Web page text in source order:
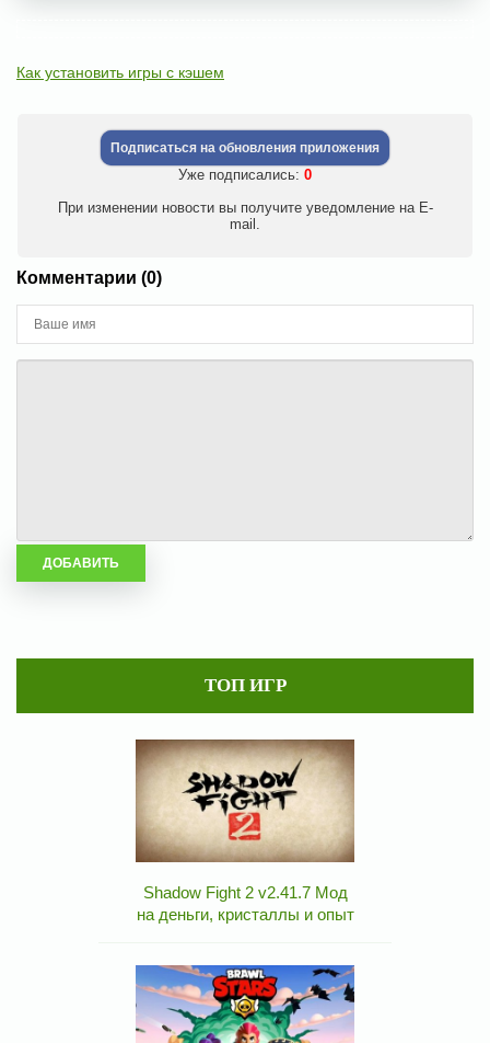
Как установить игры с кэшем
Подписаться на обновления приложения
Уже подписались: 0
При изменении новости вы получите уведомление на E-
mail.
Комментарии (0)
ТОП ИГР
Shadow Fight 2 v2.41.7 Мод
на деньги, кристаллы и опыт